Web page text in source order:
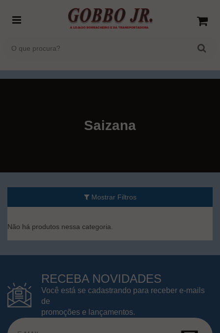
Saizana
Mostrar Filtros
Não há produtos nessa categoria.
RECEBA NOVIDADES
Você está se cadastrando para receber e-mails
de
promoções e lançamentos.